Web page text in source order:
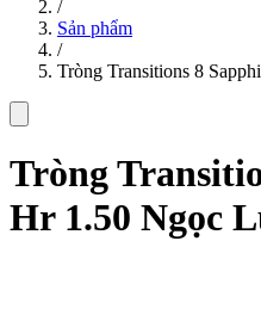
/
Sản phẩm
/
Tròng Transitions 8
Tròng
Hr 1.50 Ngọc